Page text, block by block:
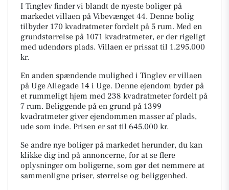
I Tinglev finder vi blandt de nyeste boliger på
markedet villaen på Vibevænget 44. Denne bolig
tilbyder 170 kvadratmeter fordelt på 5 rum. Med en
grundstørrelse på 1071 kvadratmeter, er der rigeligt
med udendørs plads. Villaen er prissat til 1.295.000
kr.
En anden spændende mulighed i Tinglev er villaen
på Uge Allegade 14 i Uge. Denne ejendom byder på
et rummeligt hjem med 238 kvadratmeter fordelt på
7 rum. Beliggende på en grund på 1399
kvadratmeter giver ejendommen masser af plads,
ude som inde. Prisen er sat til 645.000 kr.
Se andre nye boliger på markedet herunder, du kan
klikke dig ind på annoncerne, for at se flere
oplysninger om boligerne, som gør det nemmere at
sammenligne priser, størrelse og beliggenhed.